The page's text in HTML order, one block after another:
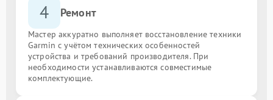
4 Ремонт
Мастер аккуратно выполняет восстановление техники
Garmin с учётом технических особенностей
устройства и требований производителя. При
необходимости устанавливаются совместимые
комплектующие.